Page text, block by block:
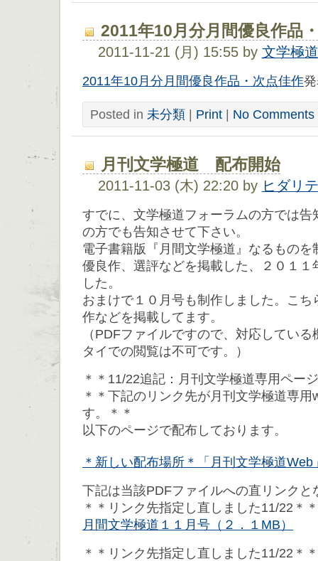
2011年10月分月間優良作品
2011-11-21 (月) 15:55 by 文学極
2011年10月分月間優良作品・次点佳作
Posted in 未分類 Print No Comments
月刊文学極道 配布開始
2011-11-03 (木) 22:20 by ヒダリテ
すでに、文学極道フォーラムの方では告
の方でも告知させて下さい。
電子書籍版『月間文学極道』なるものを
優良作、選評などを掲載した、２０１１
した。
おまけで１０月号も制作しました。こち
作などを掲載してます。
（PDFファイルですので、対応してい
タイでの閲覧は不可です。）
＊＊11/22追記：月刊文学極道専用ペー
＊＊下記のリンク先が月刊文学極道専
す。＊＊
以下のページで配布しております。
＊新しい配布場所＊「月刊文学極道Web
下記は当該PDFファイルへの直リンクと
＊＊リンク先指定し直しました11/22＊＊
月間文学極道１１月号（２．１MB）
＊＊リンク先指定し直しました11/22＊＊